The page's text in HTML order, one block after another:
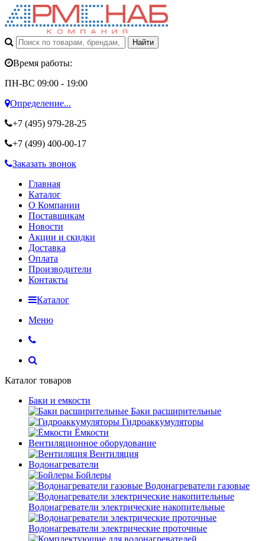
Время работы:
ПН-ВС 09:00 - 19:00
Определение...
+7 (495) 979-28-25
+7 (499) 400-00-17
Заказать звонок
Главная
Каталог
О Компании
Поставщикам
Новости
Акции и скидки
Доставка
Оплата
Производители
Контакты
Каталог
Меню
Каталог товаров
Баки и емкости
Баки расширительные
Гидроаккумуляторы
Ёмкости
Вентиляционное оборудование
Вентиляция
Водонагреватели
Бойлеры
Водонагреватели газовые
Водонагреватели электрические накопительные
Водонагреватели электрические проточные